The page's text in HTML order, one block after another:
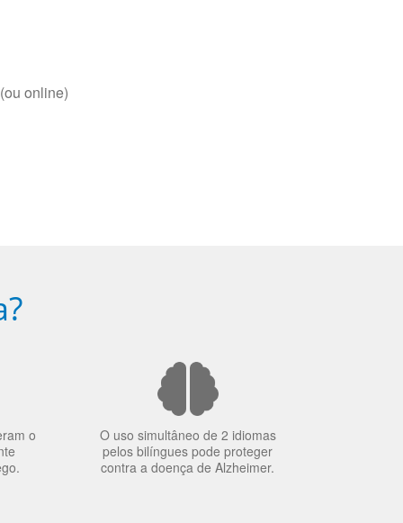
online)
o
O uso simultâneo de 2 idiomas
pelos bilíngues pode proteger
contra a doença de Alzheimer.